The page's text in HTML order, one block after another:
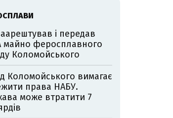
і передав
майно феросплавного
Коломойського
Коломойського вимагає
права НАБУ.
може втратити 7